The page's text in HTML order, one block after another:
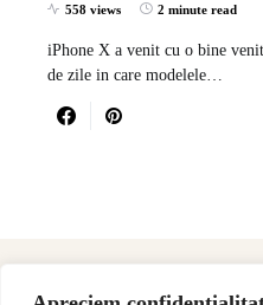
558 views 2 minute read
iPhone X a venit cu o bine
de zile in care modelele…